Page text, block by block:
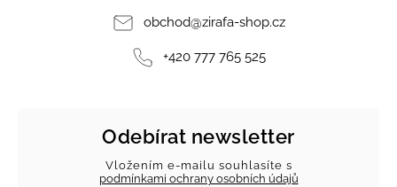
obchod@zirafa-shop.cz
+420 777 765 525
Odebírat newsletter
Vložením e-mailu souhlasíte s
podmínkami ochrany osobních údajů